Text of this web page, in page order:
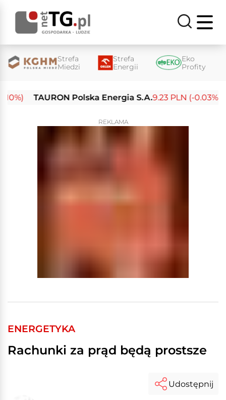
Strefa
Miedzi
Strefa
Energii
Eko
Profity
TAURON Polska Energia S.A.9.23 PLN (-0.03%)
REKLAMA
ENERGETYKA
Rachunki za prąd będą prostsze
Udostępnij